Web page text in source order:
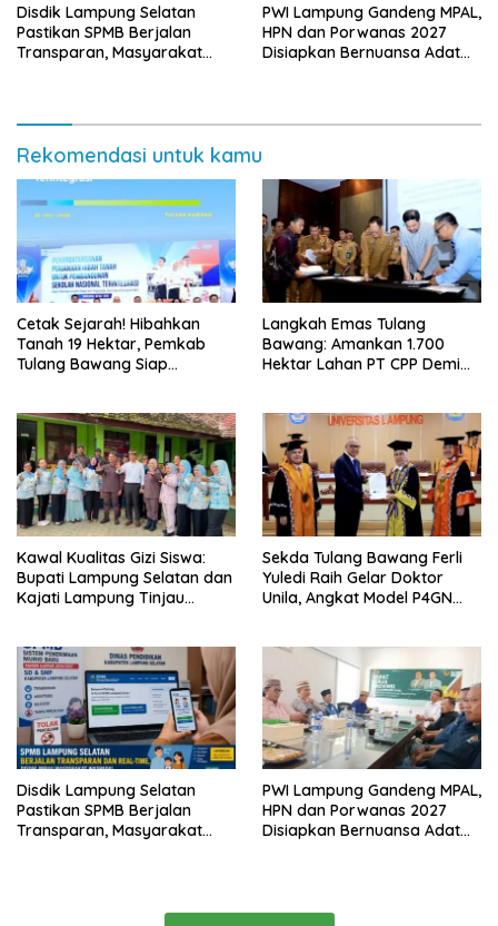
Disdik Lampung Selatan
Pastikan SPMB Berjalan
Transparan, Masyarakat
PWI Lampung Gandeng MPAL,
HPN dan Porwanas 2027
Disiapkan Bernuansa Adat
Rekomendasi untuk kamu
Cetak Sejarah! Hibahkan
Tanah 19 Hektar, Pemkab
Tulang Bawang Siap
Lampung
Langkah Emas Tulang
Bawang: Amankan 1.700
Hektar Lahan PT CPP Demi
Kawal Kualitas Gizi Siswa:
Bupati Lampung Selatan dan
Kajati Lampung Tinjau
Sekda Tulang Bawang Ferli
Yuledi Raih Gelar Doktor
Unila, Angkat Model P4GN
Disdik Lampung Selatan
Pastikan SPMB Berjalan
Transparan, Masyarakat
PWI Lampung Gandeng MPAL,
HPN dan Porwanas 2027
Disiapkan Bernuansa Adat